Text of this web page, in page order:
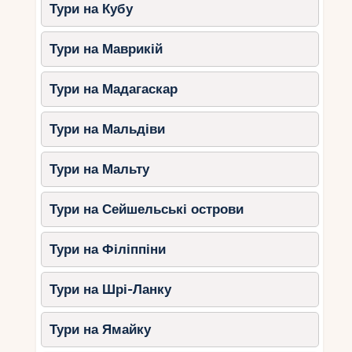
Уроки приготування креольського
каррі та кокосового десерту.
Дегустація свіжих тропічних
фруктів– манго, маракуї, гуави.
Виготовлення шоколаду та
морозивав сімейних готелях.
8. Пізнавальні розваги
Ринок Вікторії (Мае)
екзотичними фруктами та
морепродуктами.
L’Union Estate (Ла-Діг)– історична
плантація з цікавими експозиціями.
Океанаріуми та міні-зоопарки–
знайомство з морськими
мешканцями.
Тури на Кубу
Тури на Маврикій
Тури на Мадагаскар
Тури на Мальдіви
Тури на Мальту
Тури на Сейшельські острови
Тури на Філіппіни
Тури на Шрі-Ланку
Тури на Ямайку